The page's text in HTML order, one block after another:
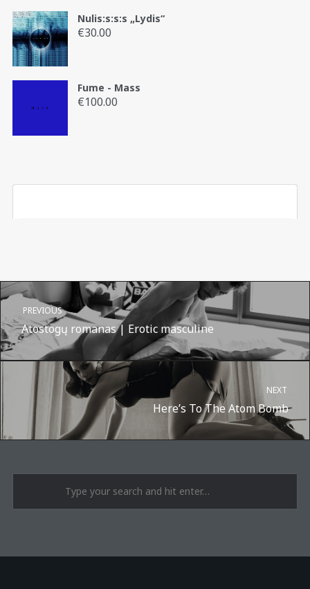
Nulis:s:s:s „Lydis“
€30.00
Fume - Mass
€100.00
A post shared by Suru.lt - music multiactivity (@surufortherecord)
PREVIOUS
Atostogų romanas | Erotic masculine
NEXT
Here’s To The Atom Bomb